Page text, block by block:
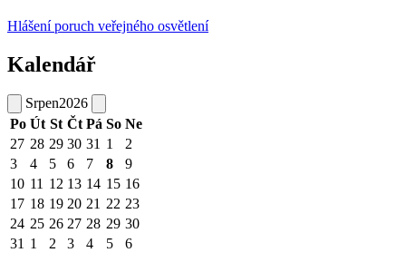
Hlášení poruch veřejného osvětlení
Kalendář
Srpen2026
Po Út St Čt Pá So Ne
27 28 29 30 31 1
2
3
4 5 6 7 8
9
10 11 12 13 14 15 16
17 18 19 20 21 22 23
24 25 26 27 28 29 30
31 1 2 3 4 5 6